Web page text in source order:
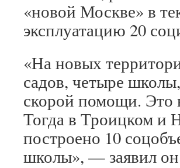
«новой Москве» в
эксплуатацию 20
«На новых
садов, четыре
скорой помощи. Это
Тогда в Троицком и
построено 10
школы», — заявил